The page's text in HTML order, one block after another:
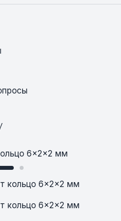
6×2×2 мм
кольцо 6×2×2 мм
кольцо 6×2×2 мм